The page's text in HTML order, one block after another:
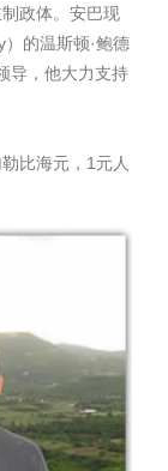
政体。安巴现
的温斯顿·鲍德
导，他大力支持
比海元，1元人